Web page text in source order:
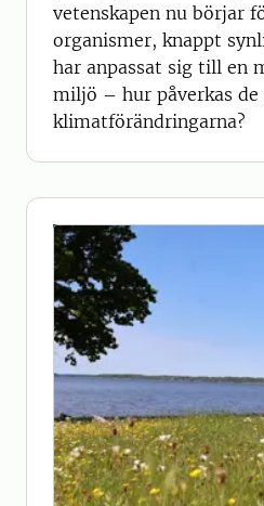
vetenskapen nu börjar
organismer, knappt
har anpassat sig till en
miljö – hur påverkas de
klimatförändringarna?